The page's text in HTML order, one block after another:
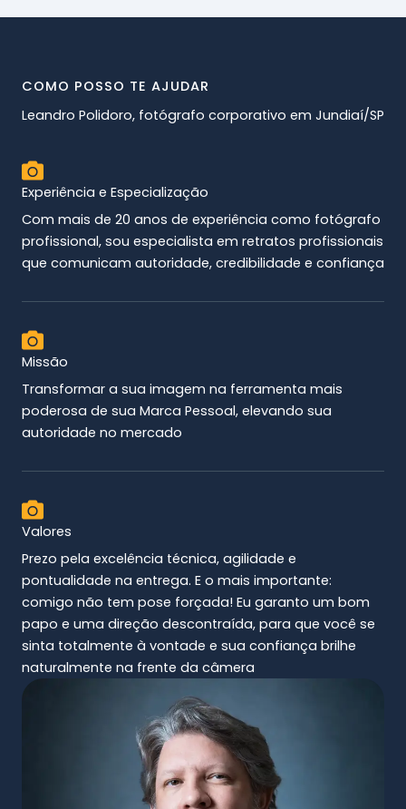
COMO POSSO TE AJUDAR
Leandro Polidoro, fotógrafo corporativo em Jundiaí/SP
Experiência e Especialização
Com mais de 20 anos de experiência como fotógrafo
profissional, sou especialista em retratos profissionais
que comunicam autoridade, credibilidade e confiança
Missão
Transformar a sua imagem na ferramenta mais
poderosa de sua Marca Pessoal, elevando sua
autoridade no mercado
Valores
Prezo pela excelência técnica, agilidade e
pontualidade na entrega. E o mais importante:
comigo não tem pose forçada! Eu garanto um bom
papo e uma direção descontraída, para que você se
sinta totalmente à vontade e sua confiança brilhe
naturalmente na frente da câmera